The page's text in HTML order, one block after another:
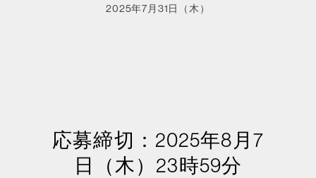
2025年7月31日（木）
応募締切：2025年8月7
日（木）23時59分